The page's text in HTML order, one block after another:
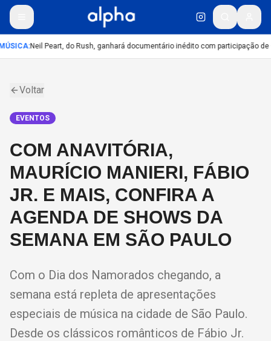
:Neil Peart, do Rush, ganhará documentário inédito com participação de
Voltar
EVENTOS
COM ANAVITÓRIA,
MAURÍCIO MANIERI, FÁBIO
JR. E MAIS, CONFIRA A
AGENDA DE SHOWS DA
SEMANA EM SÃO PAULO
Com o Dia dos Namorados chegando, a
semana está repleta de apresentações
especiais de música na cidade de São Paulo.
Desde os clássicos românticos de Fábio Jr.